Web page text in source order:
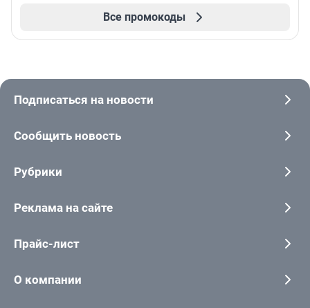
Все промокоды
Подписаться на новости
Сообщить новость
Рубрики
Реклама на сайте
Прайс-лист
О компании